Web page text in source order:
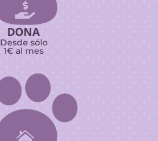

DONA
Desde sólo
1€ al mes